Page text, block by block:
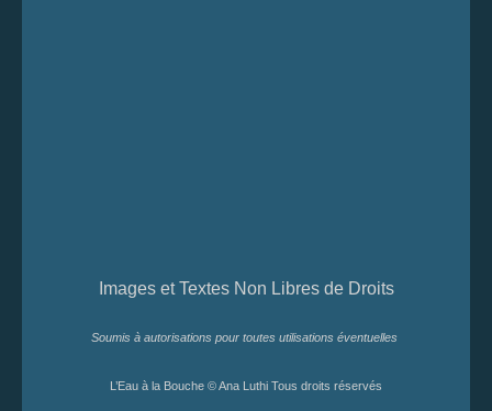
Images et Textes Non Libres de Droits
Soumis à autorisations pour toutes utilisations éventuelles
L’Eau à la Bouche © Ana Luthi Tous droits réservés